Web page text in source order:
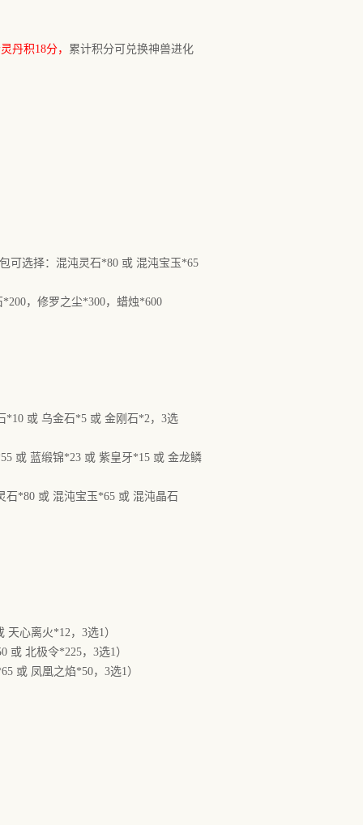
丹积18分， 累计积分可兑换神兽进化
可选择：混沌灵石*80 或 混沌宝玉*65
，修罗之尘*300，蜡烛*600
*10 或 乌金石*5 或 金刚石*2，3选
或 蓝缎锦*23 或 紫皇牙*15 或 金龙鳞
石*80 或 混沌宝玉*65 或 混沌晶石
心离火*12，3选1）
或 北极令*225，3选1）
或 凤凰之焰*50，3选1）